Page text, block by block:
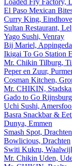
Loaded Fry Factory,
El Paso Mexican
Curry King,
Sultan Restaurant,
Yago Sushi, Venray
Bij Mariel,
Ikigai To Go Station
Mr. Chikin Tilburg,
Peper en Zuur,
Cosman Kitchen,
Mr. CHIKIN,
Gado to Go
Uchi Sushi,
Basra Snackbar &
Dunya, Emmen
Smash Spot, Drachten
Bowlicious, Drachten
Switi Kukru,
Mr. Chikin Uden,